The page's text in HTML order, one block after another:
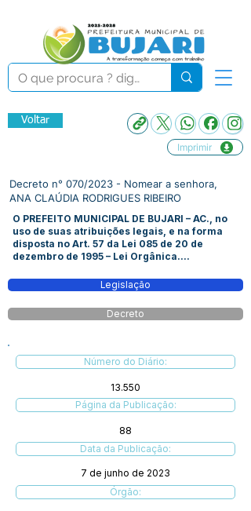
Voltar
Imprimir
Decreto n° 070/2023 - Nomear a senhora,
ANA CLAÚDIA RODRIGUES RIBEIRO
O PREFEITO MUNICIPAL DE BUJARI – AC., no
uso de suas atribuições legais, e na forma
disposta no Art. 57 da Lei 085 de 20 de
dezembro de 1995 – Lei Orgânica....
Legislação
Decreto
Número do Diário:
13.550
Página da Publicação:
88
Data da Publicação:
7 de junho de 2023
Órgão: